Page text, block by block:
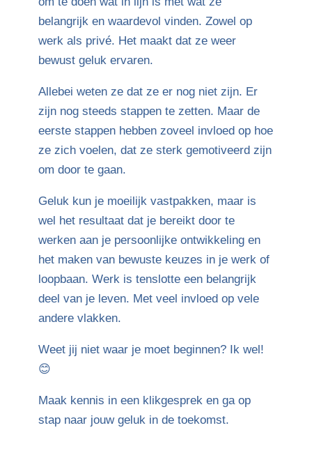
belangrijk en waardevol vinden. Zowel op
werk als privé. Het maakt dat ze weer
bewust geluk ervaren.
Allebei weten ze dat ze er nog niet zijn. Er
zijn nog steeds stappen te zetten. Maar de
eerste stappen hebben zoveel invloed op hoe
ze zich voelen, dat ze sterk gemotiveerd zijn
om door te gaan.
Geluk kun je moeilijk vastpakken, maar is
wel het resultaat dat je bereikt door te
werken aan je persoonlijke ontwikkeling en
het maken van bewuste keuzes in je werk of
loopbaan. Werk is tenslotte een belangrijk
deel van je leven. Met veel invloed op vele
andere vlakken.
Weet jij niet waar je moet beginnen? Ik wel!
😊
Maak kennis in een klikgesprek en ga op
stap naar jouw geluk in de toekomst.